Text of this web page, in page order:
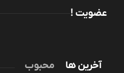
عضویت !
آخرین ها محبوب